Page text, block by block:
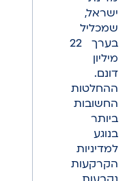
ישראל,
שמכליל
בערך 22
מיליון
דונם.
ההחלטות
החשובות
ביותר
בנוגע
למדיניות
הקרקעות